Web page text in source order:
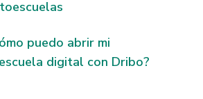
puedo abrir mi
digital con Dribo?